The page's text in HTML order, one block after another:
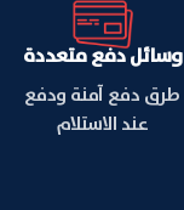
وسائل دفع متعددة
طرق دفع آمنة ودفع
عند الاستلام